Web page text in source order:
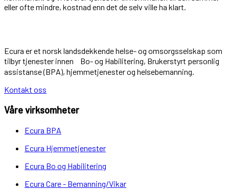
eller ofte mindre, kostnad enn det de selv ville ha klart.
Ecura er et norsk landsdekkende helse- og omsorgsselskap som
tilbyr tjenester innen Bo- og Habilitering, Brukerstyrt personlig
assistanse (BPA), hjemmetjenester og helsebemanning.
Kontakt oss
Våre virksomheter
Ecura BPA
Ecura Hjemmetjenester
Ecura Bo og Habilitering
Ecura Care - Bemanning/Vikar